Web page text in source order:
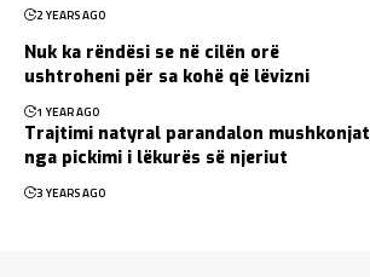
2 YEARS AGO
Nuk ka rëndësi se në cilën orë
ushtroheni për sa kohë që lëvizni
1 YEAR AGO
Trajtimi natyral parandalon mushkonjat
nga pickimi i lëkurës së njeriut
3 YEARS AGO